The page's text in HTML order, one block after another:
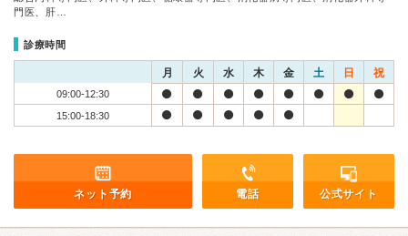
門医、肝…
診療時間
月 火 水 木 金 土 日 祝
09:00-12:30
15:00-18:30
ネット予約 電話 公式サイト